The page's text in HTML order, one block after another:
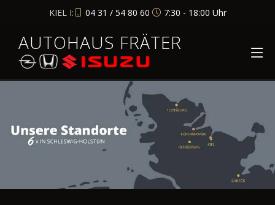
KIEL I: 04 31 / 54 80 60 7:30 - 18:00 Uhr
AUTOHAUS FRÄTER